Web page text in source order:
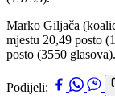
Marko Giljača
mjestu 20,49 posto
posto (3550 glasova).
Podijeli: